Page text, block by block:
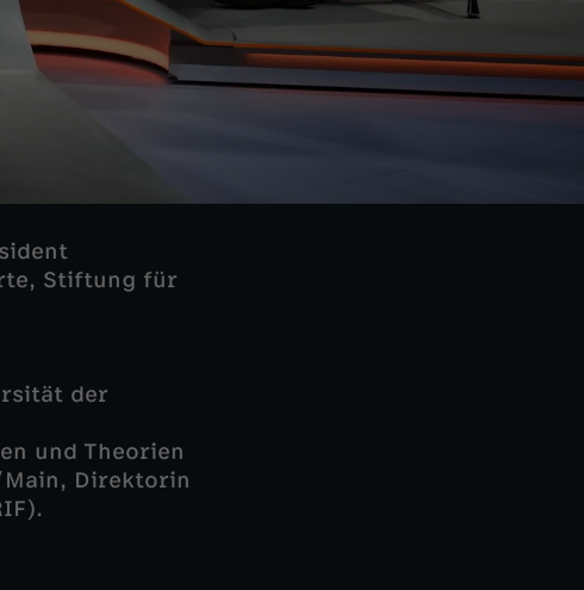
Stiftung für
der
und Theorien
Direktorin